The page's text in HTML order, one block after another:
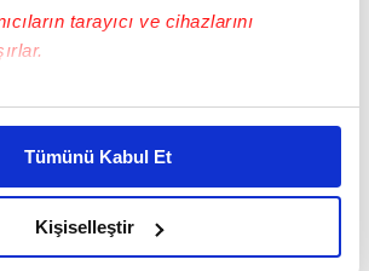
tarayıcı ve cihazlarını
halinde sizlere özel
yaşatabiliriz. Bunu yaparken
daha iyi bir reklam deneyimi sunmak
en iyi içerikleri sunabilmek adına
gösterdiğimizi ve bu noktada,
Tümünü Kabul Et
Kişiselleştir